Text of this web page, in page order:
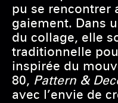
pu se rencontrer
gaiement. Dans
du collage, elle
traditionnelle
inspirée du
80, Pattern &
avec l’envie de